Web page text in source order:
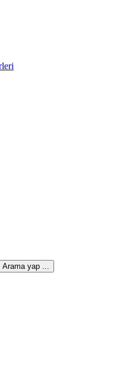
Arama yap ...